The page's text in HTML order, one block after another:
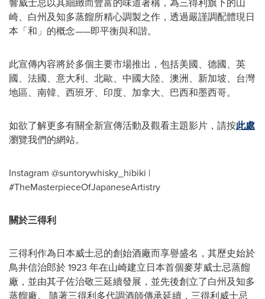
崎、白州及知多蒸餾所精心調製之作，透過嚴謹調配體現日
本「和」的概念——即平衡與和諧。
此宣傳內容將於多個主要市場推出，包括美國、德國、英
國、法國、意大利、北歐、中國大陸、澳洲、新加坡、台灣
地區、南韓、西班牙、印度、加拿大、巴西和墨西哥。
如欲了解更多有關全新宣傳活動及觀看主題影片，請按此處
瀏覽我們的網站。
Instagram @suntorywhisky_hibiki |
#TheMasterpieceOfJapaneseArtistry
關於三得利
三得利作為日本威士忌的創始酒廠而享譽盛名，其歷史始於
鳥井信治郎於 1923 年在山崎建立日本首個麥芽威士忌蒸餾
廠，並由其子佐治敬三延續發展，並先後創立了白州及知多
蒸餾廠。 隨著三得利多代調酒師傳承延續，三得利威士忌